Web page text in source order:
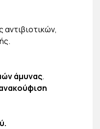
αντιβιοτικών,
άμυνας.